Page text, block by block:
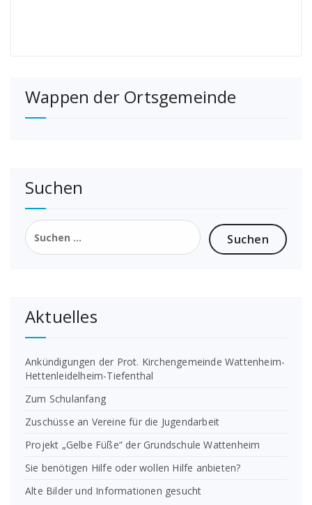
Wappen der Ortsgemeinde
Suchen
Suchen
nach:
Aktuelles
Ankündigungen der Prot. Kirchengemeinde Wattenheim-
Hettenleidelheim-Tiefenthal
Zum Schulanfang
Zuschüsse an Vereine für die Jugendarbeit
Projekt „Gelbe Füße“ der Grundschule Wattenheim
Sie benötigen Hilfe oder wollen Hilfe anbieten?
Alte Bilder und Informationen gesucht